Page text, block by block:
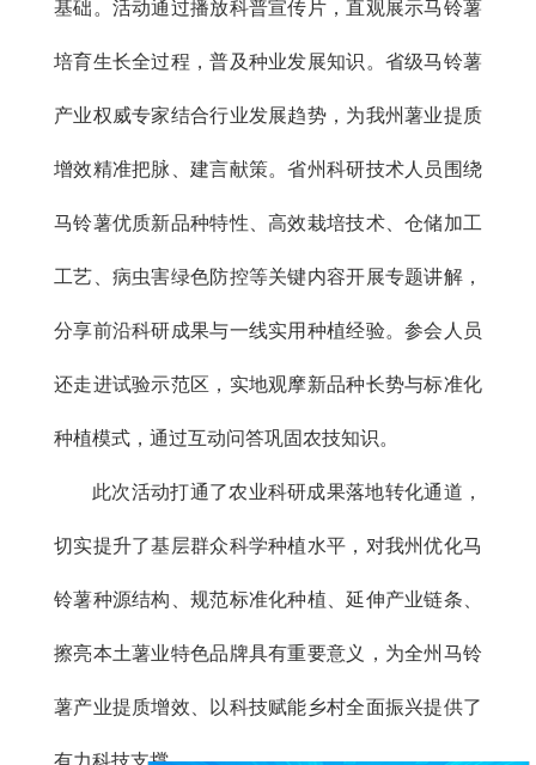
基础。活动通过播放科普宣传片，直观展示马铃薯
培育生长全过程，普及种业发展知识。省级马铃薯
产业权威专家结合行业发展趋势，为我州薯业提质
增效精准把脉、建言献策。省州科研技术人员围绕
马铃薯优质新品种特性、高效栽培技术、仓储加工
工艺、病虫害绿色防控等关键内容开展专题讲解，
分享前沿科研成果与一线实用种植经验。参会人员
还走进试验示范区，实地观摩新品种长势与标准化
种植模式，通过互动问答巩固农技知识。
此次活动打通了农业科研成果落地转化通道，
切实提升了基层群众科学种植水平，对我州优化马
铃薯种源结构、规范标准化种植、延伸产业链条、
擦亮本土薯业特色品牌具有重要意义，为全州马铃
薯产业提质增效、以科技赋能乡村全面振兴提供了
有力科技支撑。